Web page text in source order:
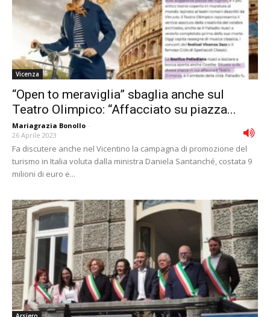
Vicenza
“Open to meraviglia” sbaglia anche sul
Teatro Olimpico: “Affacciato su piazza...
Mariagrazia Bonollo -
26 Aprile 2023
Fa discutere anche nel Vicentino la campagna di promozione del
turismo in Italia voluta dalla ministra Daniela Santanché, costata 9
milioni di euro e...